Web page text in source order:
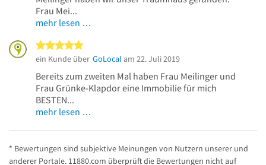
Frau Mei...
mehr lesen …
ein Kunde über GoLocal am 22. Juli 2019
Bereits zum zweiten Mal haben Frau Meilinger und
Frau Grünke-Klapdor eine Immobilie für mich
BESTEN...
mehr lesen …
* Bewertungen sind subjektive Meinungen von Nutzern unserer und
anderer Portale. 11880.com überprüft die Bewertungen nicht auf